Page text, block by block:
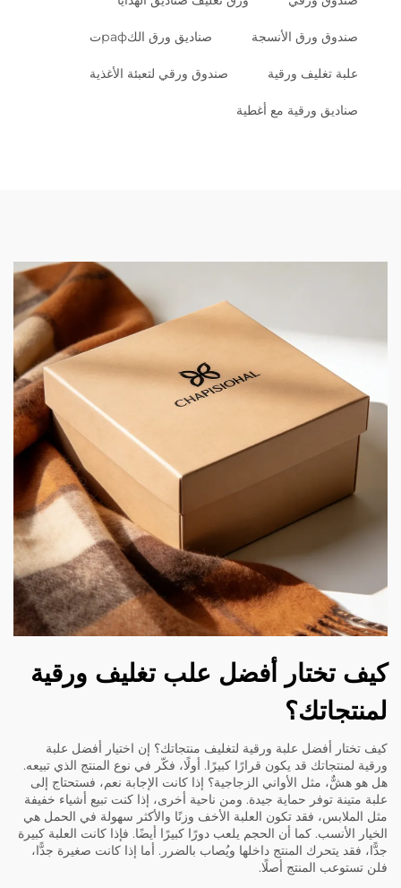
صندوق ورق الأنسجة صناديق ورق الكрафت
علبة تغليف ورقية صندوق ورقي لتعبئة الأغذية
صناديق ورقية مع أغطية
كيف تختار أفضل علب تغليف ورقية
لمنتجاتك؟
كيف تختار أفضل علبة ورقية لتغليف منتجاتك؟ إن اختيار أفضل علبة
ورقية لمنتجاتك قد يكون قرارًا كبيرًا. أولًا، فكّر في نوع المنتج الذي تبيعه.
هل هو هشٌّ، مثل الأواني الزجاجية؟ إذا كانت الإجابة نعم، فستحتاج إلى
علبة متينة توفر حماية جيدة. ومن ناحية أخرى، إذا كنت تبيع أشياء خفيفة
مثل الملابس، فقد تكون العلبة الأخف وزنًا والأكثر سهولة في الحمل هي
الخيار الأنسب. كما أن الحجم يلعب دورًا كبيرًا أيضًا. فإذا كانت العلبة كبيرة
جدًّا، فقد يتحرك المنتج داخلها ويُصاب بالضرر. أما إذا كانت صغيرة جدًّا،
فلن تستوعب المنتج أصلًا.